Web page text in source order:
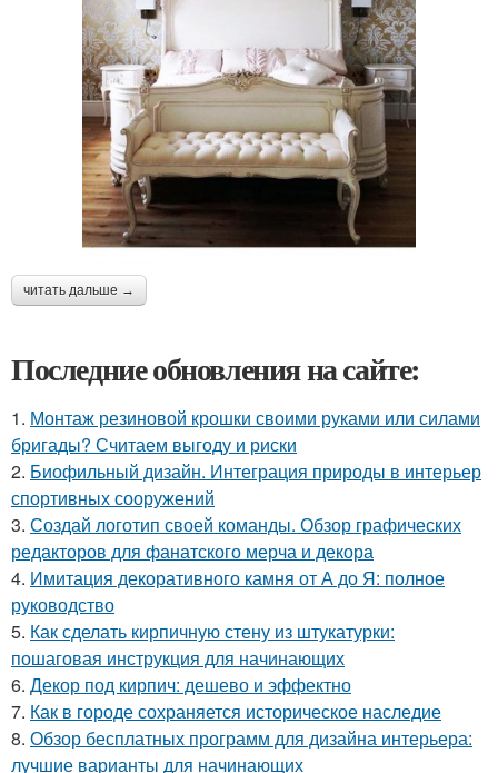
читать дальше →
Последние обновления на сайте:
1. Монтаж резиновой крошки своими руками или силами
бригады? Считаем выгоду и риски
2. Биофильный дизайн. Интеграция природы в интерьер
спортивных сооружений
3. Создай логотип своей команды. Обзор графических
редакторов для фанатского мерча и декора
4. Имитация декоративного камня от А до Я: полное
руководство
5. Как сделать кирпичную стену из штукатурки:
пошаговая инструкция для начинающих
6. Декор под кирпич: дешево и эффектно
7. Как в городе сохраняется историческое наследие
8. Обзор бесплатных программ для дизайна интерьера:
лучшие варианты для начинающих